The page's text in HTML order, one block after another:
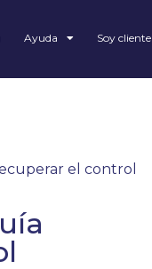
Ayuda Soy cliente
el control